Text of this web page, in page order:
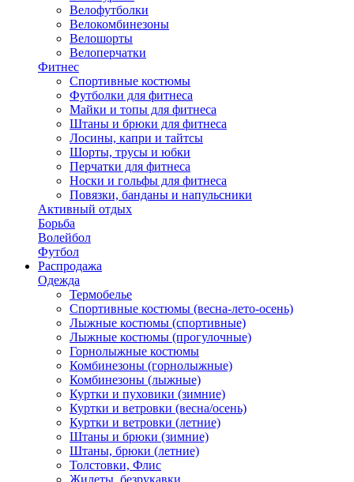
Велофутболки
Велокомбинезоны
Велошорты
Велоперчатки
Фитнес
Спортивные костюмы
Футболки для фитнеса
Майки и топы для фитнеса
Штаны и брюки для фитнеса
Лосины, капри и тайтсы
Шорты, трусы и юбки
Перчатки для фитнеса
Носки и гольфы для фитнеса
Повязки, банданы и напульсники
Активный отдых
Борьба
Волейбол
Футбол
Распродажа
Одежда
Термобелье
Спортивные костюмы (весна-лето-осень)
Лыжные костюмы (спортивные)
Лыжные костюмы (прогулочные)
Горнолыжные костюмы
Комбинезоны (горнолыжные)
Комбинезоны (лыжные)
Куртки и пуховики (зимние)
Куртки и ветровки (весна/осень)
Куртки и ветровки (летние)
Штаны и брюки (зимние)
Штаны, брюки (летние)
Толстовки, Флис
Жилеты, безрукавки